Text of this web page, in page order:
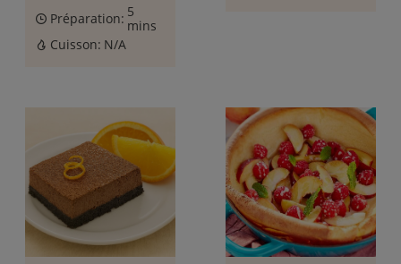
Préparation: 5
mins
Cuisson: N/A